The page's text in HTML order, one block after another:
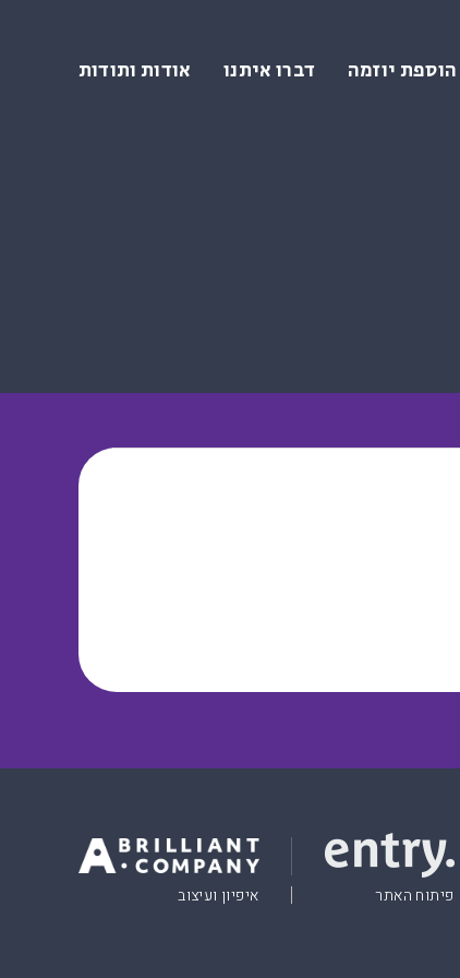
הוספת יוזמה דברו איתנו אודות ותודות
פיתוח האתר איפיון ועיצוב